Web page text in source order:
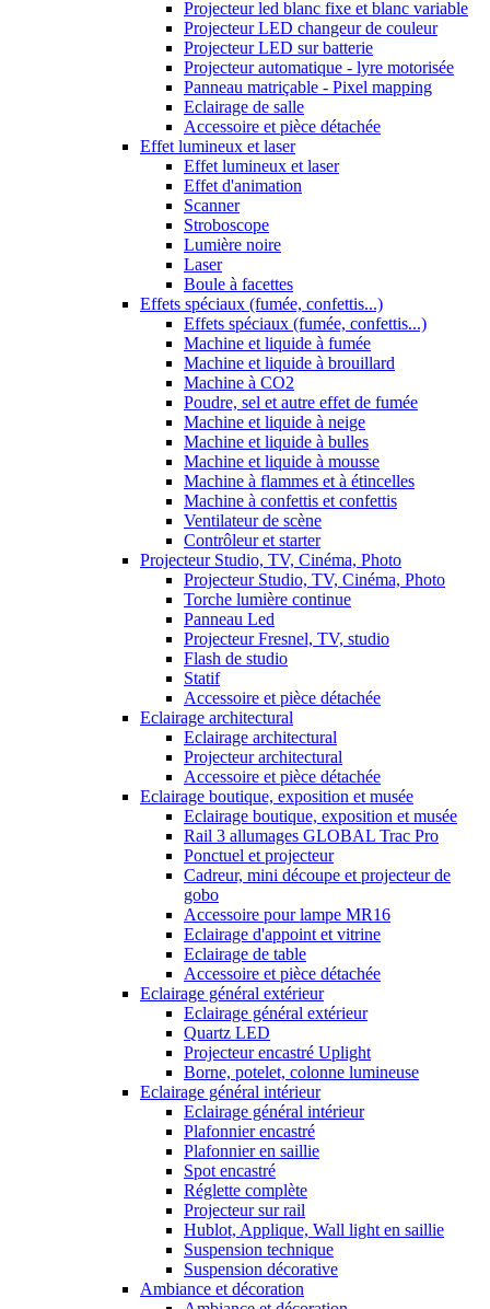
Projecteur led blanc fixe et blanc variable
Projecteur LED changeur de couleur
Projecteur LED sur batterie
Projecteur automatique - lyre motorisée
Panneau matriçable - Pixel mapping
Eclairage de salle
Accessoire et pièce détachée
Effet lumineux et laser
Effet lumineux et laser
Effet d'animation
Scanner
Stroboscope
Lumière noire
Laser
Boule à facettes
Effets spéciaux (fumée, confettis...)
Effets spéciaux (fumée, confettis...)
Machine et liquide à fumée
Machine et liquide à brouillard
Machine à CO2
Poudre, sel et autre effet de fumée
Machine et liquide à neige
Machine et liquide à bulles
Machine et liquide à mousse
Machine à flammes et à étincelles
Machine à confettis et confettis
Ventilateur de scène
Contrôleur et starter
Projecteur Studio, TV, Cinéma, Photo
Projecteur Studio, TV, Cinéma, Photo
Torche lumière continue
Panneau Led
Projecteur Fresnel, TV, studio
Flash de studio
Statif
Accessoire et pièce détachée
Eclairage architectural
Eclairage architectural
Projecteur architectural
Accessoire et pièce détachée
Eclairage boutique, exposition et musée
Eclairage boutique, exposition et musée
Rail 3 allumages GLOBAL Trac Pro
Ponctuel et projecteur
Cadreur, mini découpe et projecteur de
gobo
Accessoire pour lampe MR16
Eclairage d'appoint et vitrine
Eclairage de table
Accessoire et pièce détachée
Eclairage général extérieur
Eclairage général extérieur
Quartz LED
Projecteur encastré Uplight
Borne, potelet, colonne lumineuse
Eclairage général intérieur
Eclairage général intérieur
Plafonnier encastré
Plafonnier en saillie
Spot encastré
Réglette complète
Projecteur sur rail
Hublot, Applique, Wall light en saillie
Suspension technique
Suspension décorative
Ambiance et décoration